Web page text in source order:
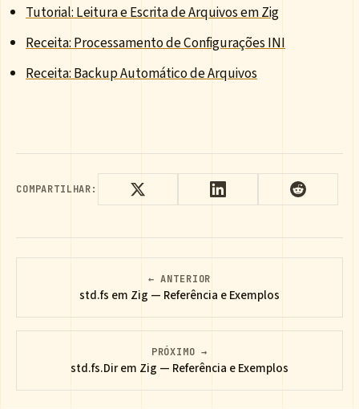
Tutorial: Leitura e Escrita de Arquivos em Zig
Receita: Processamento de Configurações INI
Receita: Backup Automático de Arquivos
COMPARTILHAR:
← ANTERIOR
std.fs em Zig — Referência e Exemplos
PRÓXIMO →
std.fs.Dir em Zig — Referência e Exemplos